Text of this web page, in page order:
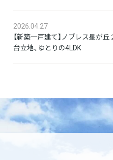
2026.04.27
【新築一戸建て】ノブレス星が
台立地、ゆとりの4LDK